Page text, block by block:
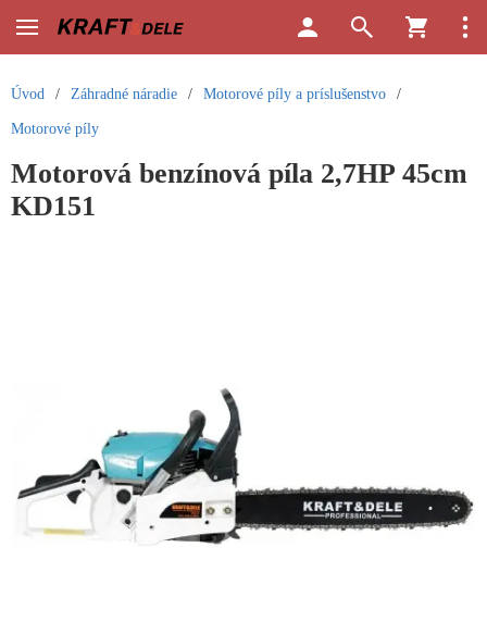
Úvod / Záhradné náradie / Motorové píly a príslušenstvo /
Motorové píly
Motorová benzínová píla 2,7HP 45cm
KD151